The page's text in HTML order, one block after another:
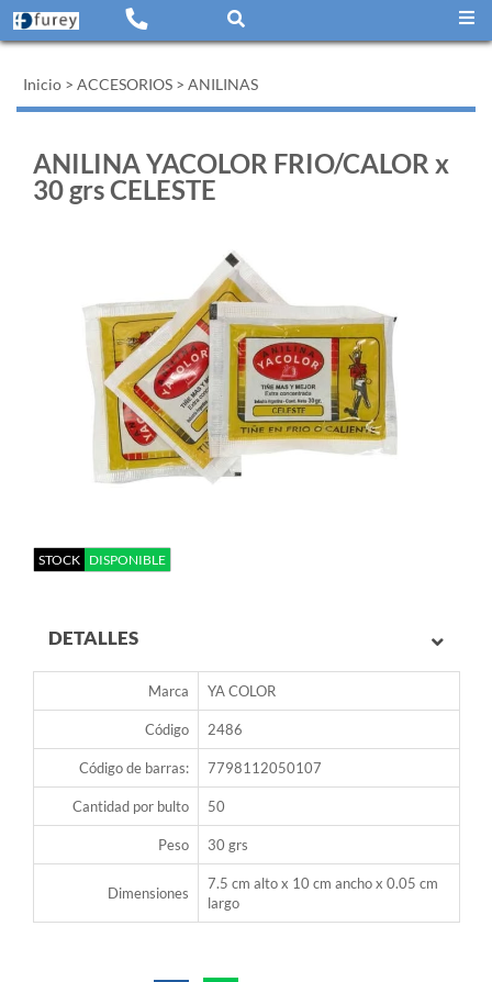
Inicio > ACCESORIOS > ANILINAS
ANILINA YACOLOR FRIO/CALOR x
30 grs CELESTE
STOCK DISPONIBLE
DETALLES
Marca YA COLOR
Código 2486
Código de barras: 7798112050107
Cantidad por bulto 50
Peso 30 grs
Dimensiones
7.5 cm alto x 10 cm ancho x 0.05 cm
largo